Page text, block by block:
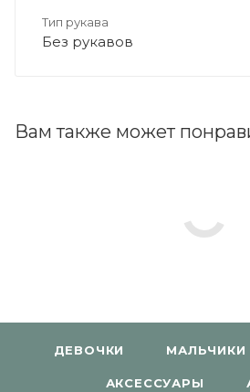
Тип рукава
Без рукавов
Вам также может
ДЕВОЧКИ МАЛЬЧИКИ
АКСЕССУАРЫ